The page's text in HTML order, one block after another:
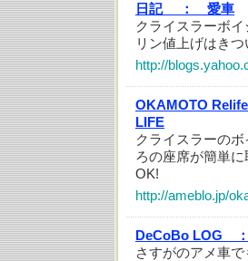
日記 ：
愛車
クライスラーボ
リン値上げはきつ
http://
OKAMOTO
LIFE
クライスラーの
ろの座席が簡単
OK!
http://ameblo.jp/
DeCoBo LOG ：
さすがのアメ車